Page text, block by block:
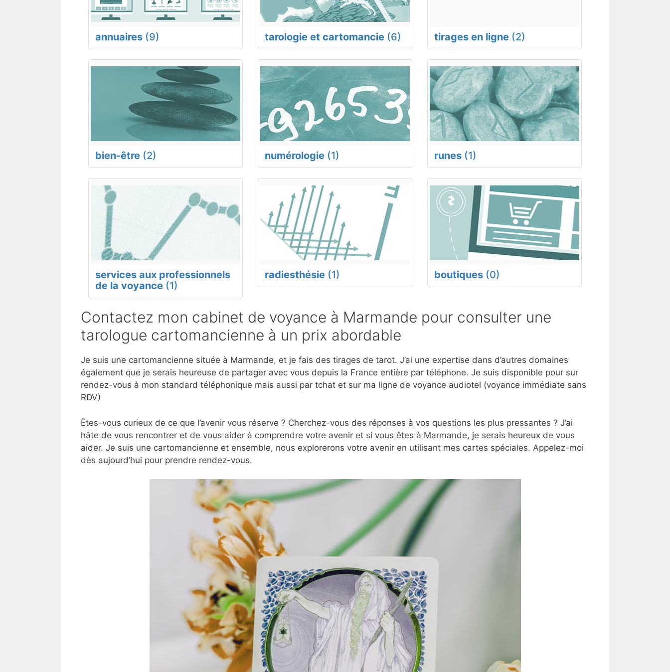
annuaires (9) tarologie et cartomancie (6) tirages en ligne (2)
bien-être (2) numérologie (1) runes (1)
services aux professionnels
de la voyance (1)
radiesthésie (1) boutiques (0)
Contactez mon cabinet de voyance à Marmande pour consulter une
tarologue cartomancienne à un prix abordable
Je suis une cartomancienne située à Marmande, et je fais des tirages de tarot. J’ai une expertise dans d’autres domaines
également que je serais heureuse de partager avec vous depuis la France entière par téléphone. Je suis disponible pour sur
rendez-vous à mon standard téléphonique mais aussi par tchat et sur ma ligne de voyance audiotel (voyance immédiate sans
RDV)
Êtes-vous curieux de ce que l’avenir vous réserve ? Cherchez-vous des réponses à vos questions les plus pressantes ? J’ai
hâte de vous rencontrer et de vous aider à comprendre votre avenir et si vous êtes à Marmande, je serais heureux de vous
aider. Je suis une cartomancienne et ensemble, nous explorerons votre avenir en utilisant mes cartes spéciales. Appelez-moi
dès aujourd’hui pour prendre rendez-vous.